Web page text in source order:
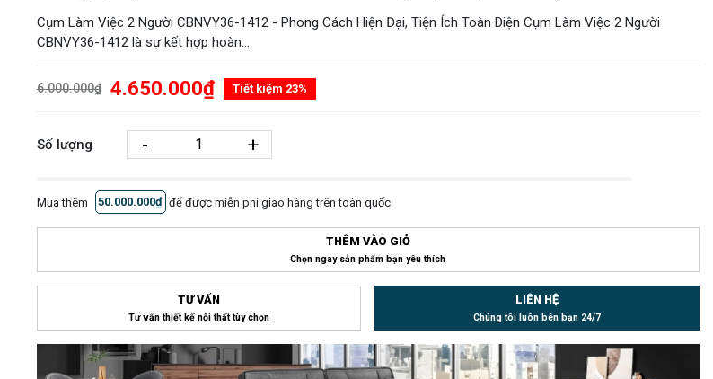
Cụm Làm Việc 2 Người CBNVY36-1412 - Phong Cách Hiện Đại, Tiện Ích Toàn Diện Cụm Làm Việc 2 Người
CBNVY36-1412 là sự kết hợp hoàn...
6.000.000₫ 4.650.000₫ Tiết kiệm 23%
Số lượng - +
Mua thêm 50.000.000₫ để được miễn phí giao hàng trên toàn quốc
THÊM VÀO GIỎ
Chọn ngay sản phẩm bạn yêu thích
TƯ VẤN
Tư vấn thiết kế nội thất tùy chọn
LIÊN HỆ
Chúng tôi luôn bên bạn 24/7